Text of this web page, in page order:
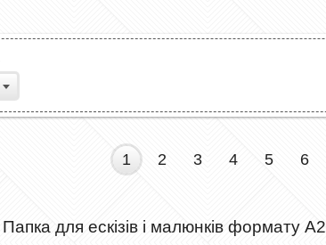
1 2 3 4 5 6
Папка для ескізів і малюнків формату